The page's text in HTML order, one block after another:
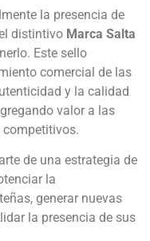
la presencia de
distintivo Marca Salta
Este sello
comercial de las
y la calidad
valor a las
competitivos.
de una estrategia de
la
generar nuevas
la presencia de sus